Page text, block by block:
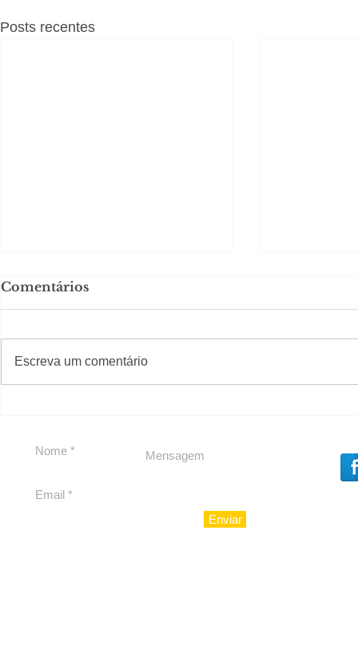
Posts recentes
Comentários
Escreva um comentário
#Sugestões
Enviar